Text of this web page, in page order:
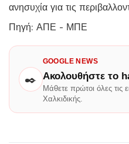
ανησυχία για τις
Πηγή: ΑΠΕ - ΜΠΕ
✒️
GOOGLE NEWS
Ακολουθήστε το
Μάθετε πρώτοι όλες τις
Χαλκιδικής.